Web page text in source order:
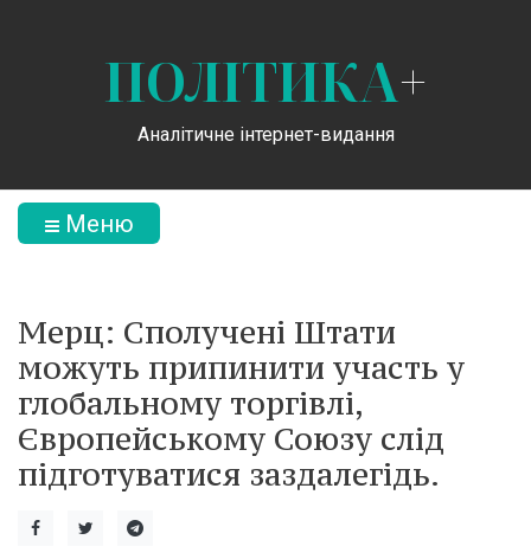
ПОЛІТИКА+
Аналітичне інтернет-видання
Меню
Мерц: Сполучені Штати
можуть припинити участь у
глобальному торгівлі,
Європейському Союзу слід
підготуватися заздалегідь.